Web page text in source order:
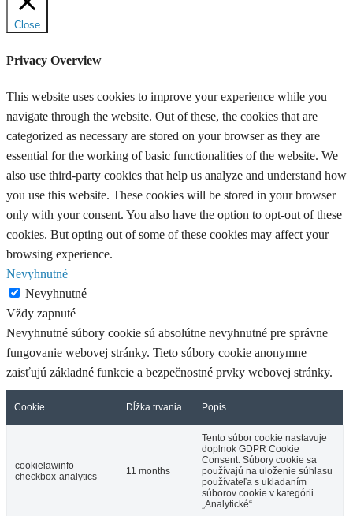
Close
Privacy Overview
This website uses cookies to improve your experience while you
navigate through the website. Out of these, the cookies that are
categorized as necessary are stored on your browser as they are
essential for the working of basic functionalities of the website. We
also use third-party cookies that help us analyze and understand how
you use this website. These cookies will be stored in your browser
only with your consent. You also have the option to opt-out of these
cookies. But opting out of some of these cookies may affect your
browsing experience.
Nevyhnutné
Nevyhnutné
Vždy zapnuté
Nevyhnutné súbory cookie sú absolútne nevyhnutné pre správne
fungovanie webovej stránky. Tieto súbory cookie anonymne
zaisťujú základné funkcie a bezpečnostné prvky webovej stránky.
Cookie Dĺžka trvania Popis
cookielawinfo-
checkbox-analytics
11 months
Tento súbor cookie nastavuje
doplnok GDPR Cookie
Consent. Súbory cookie sa
používajú na uloženie súhlasu
používateľa s ukladaním
súborov cookie v kategórii
„Analytické“.